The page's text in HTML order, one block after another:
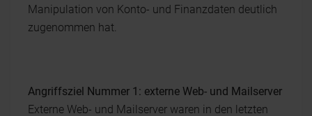
Manipulation von Konto- und Finanzdaten deutlich
zugenommen hat.
Angriffsziel Nummer 1: externe Web- und Mailserver
Externe Web- und Mailserver waren in den letzten